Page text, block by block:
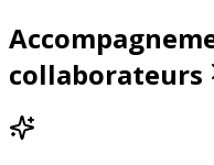
collaborateurs